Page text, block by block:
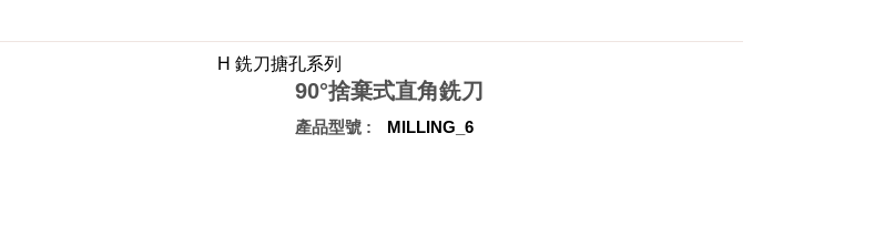
H 銑刀搪孔系列
90°捨棄式直角銑刀
產品型號 MILLING_6